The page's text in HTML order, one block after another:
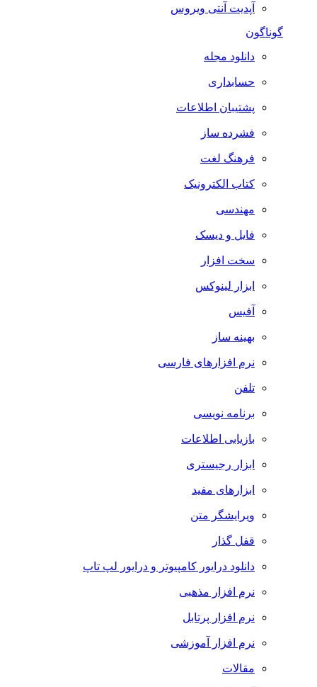
آپدیت آنتی ویروس
گوناگون
دانلود مجله
حسابداری
پشتیبان اطلاعات
فشرده ساز
فرهنگ لغت
کتاب الکترونیک
مهندسی
فایل و دیسک
سخت افزار
ابزار لینوکس
آفیس
بهینه ساز
نرم افزارهای فارسی
تلفن
برنامه نویسی
بازیابی اطلاعات
ابزار رجیستری
ابزارهای مفید
ویرایشگر متن
قفل گذار
دانلود درایور کامپیوتر و درایور لپ تاپ
نرم افزار مذهبی
نرم افزار پرتابل
نرم افزار آموزشی
مقالات